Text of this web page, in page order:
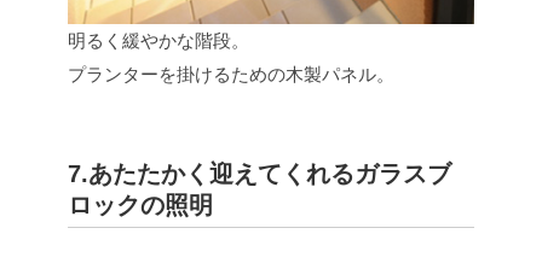
明るく緩やかな階段。
プランターを掛けるための木製パネル。
7.あたたかく迎えてくれるガラスブ
ロックの照明